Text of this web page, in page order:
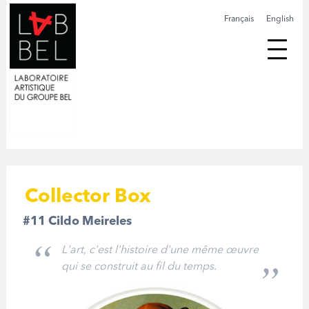
English
Français
Collector Box
#11 Cildo Meireles
L'art, c'est l'histoire d'une même œuvre
qui se construit au fil du temps.